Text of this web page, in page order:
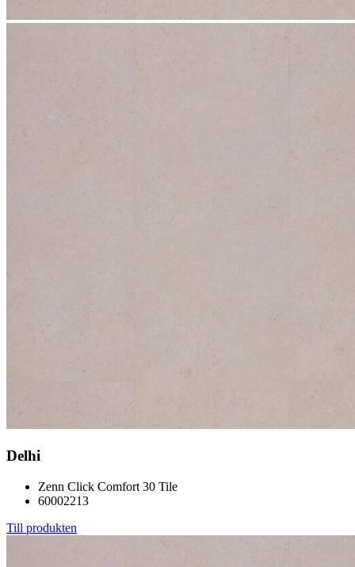
Delhi
Zenn Click Comfort 30 Tile
60002213
Till produkten